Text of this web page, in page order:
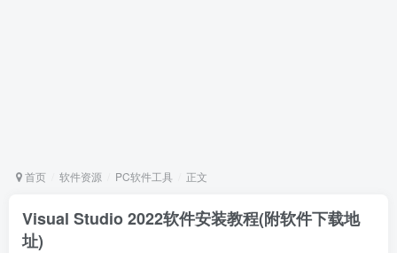
首页 软件资源 PC软件工具 正文
Visual Studio 2022软件安装教程(附软件下载地
址)